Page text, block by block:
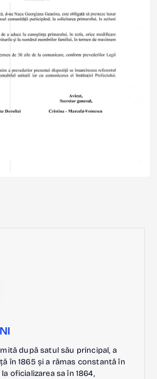
după satul său principal, a
în 1865 și a rămas constantă în
oficializarea sa în 1864,